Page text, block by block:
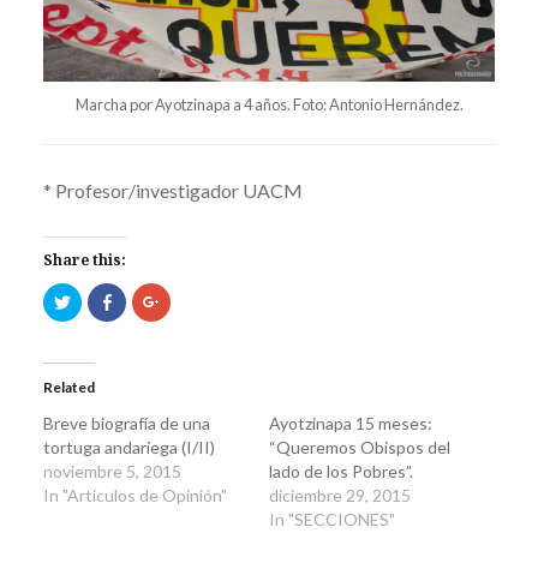
Marcha por Ayotzinapa a 4 años. Foto: Antonio Hernández.
* Profesor/investigador UACM
Share this:
Click
to
share
in
window)
Click
to
share
window)
Click
to
window)
Related
Breve biografía de una
tortuga andariega (I/II)
noviembre 5, 2015
In "Artículos de Opinión"
Ayotzinapa 15 meses:
“Queremos Obispos del
lado de los Pobres”.
diciembre 29, 2015
In "SECCIONES"